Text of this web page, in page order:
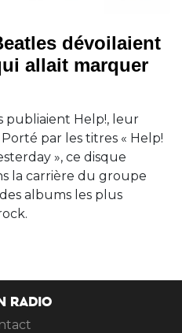
dévoilaient
allait marquer
publiaient Help!, leur
par les titres « Help!
», ce disque
la carrière du groupe
albums les plus
RADIO